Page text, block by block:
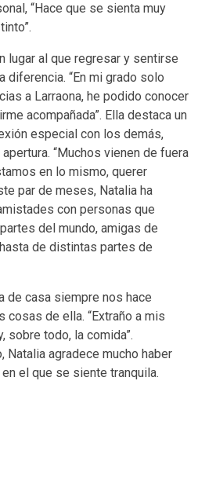
“Hace que se sienta muy
lugar al que regresar y sentirse
diferencia. “En mi grado solo
a Larraona, he podido conocer
acompañada”. Ella destaca un
especial con los demás,
“Muchos vienen de fuera
en lo mismo, querer
par de meses, Natalia ha
con personas que
del mundo, amigas de
de distintas partes de
de casa siempre nos hace
cosas de ella. “Extraño a mis
sobre todo, la comida”.
Natalia agradece mucho haber
el que se siente tranquila.